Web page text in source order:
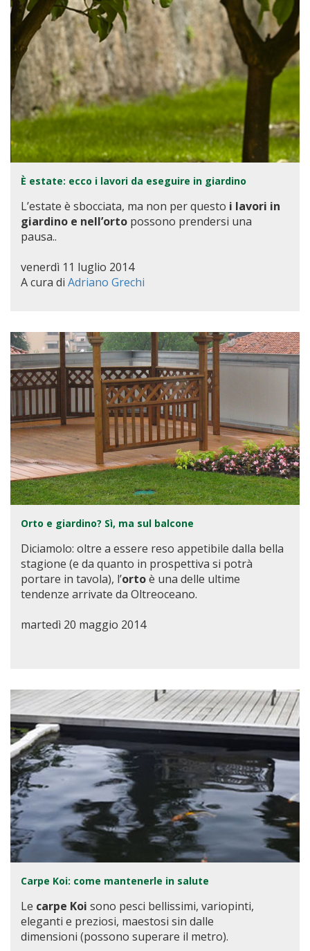
È estate: ecco i lavori da eseguire in giardino
L’estate è sbocciata, ma non per questo i lavori in
giardino e nell’orto possono prendersi una
pausa..
venerdì 11 luglio 2014
A cura di Adriano Grechi
Orto e giardino? Sì, ma sul balcone
Diciamolo: oltre a essere reso appetibile dalla bella
stagione (e da quanto in prospettiva si potrà
portare in tavola), l’ortoè una delle ultime
tendenze arrivate da Oltreoceano.
martedì 20 maggio 2014
Carpe Koi: come mantenerle in salute
Le carpe Koi sono pesci bellissimi, variopinti,
eleganti e preziosi, maestosi sin dalle
dimensioni (possono superare il metro).